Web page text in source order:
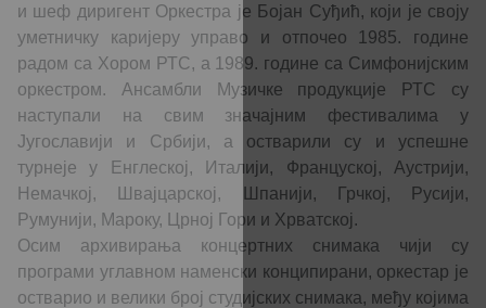
и шеф диригент Оркестра је Бојан Суђић, који је своју
уметничку каријеру управо и отпочео 1985. године
радом са Хором РТС, а 1989. године са Симфонијским
оркестром. Ансамбли Музичке продукције РТС су
наступали на свим значајним фестивалима у
Југославији и Србији, а остварили су и успешне
турнеје у Енглеској, Италији, Француској, Аустрији,
Немачкој, Швајцарској, Шпанији, Грчкој, Русији,
Румунији, Мароку, Црној Гори и Хрватској.
Осим архивирања концертних снимака чији су
програми углавном наменски конципирани, оркестар је
остварио и велики број студијских снимака, међу којима